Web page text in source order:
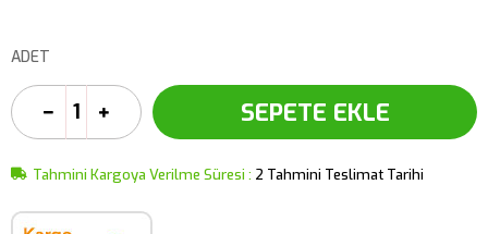
ADET
Tahmini Kargoya Verilme Süresi : 2 Tahmini Teslimat Tarihi